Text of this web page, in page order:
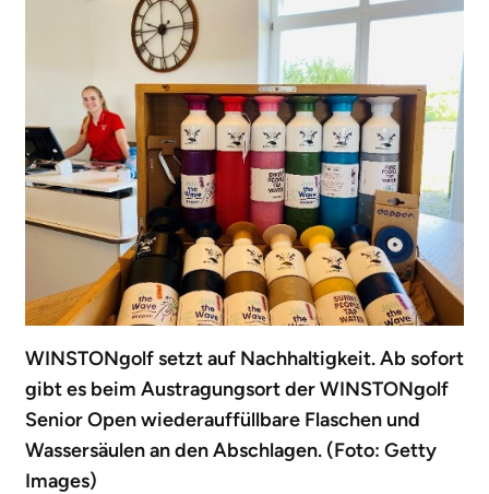
WINSTONgolf setzt auf Nachhaltigkeit. Ab sofort
gibt es beim Austragungsort der WINSTONgolf
Senior Open wiederauffüllbare Flaschen und
Wassersäulen an den Abschlagen. (Foto: Getty
Images)